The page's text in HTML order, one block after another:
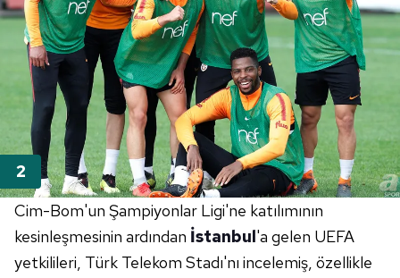
Cim-Bom'un Şampiyonlar Ligi'ne katılımının
kesinleşmesinin ardından İstanbul'a gelen UEFA
yetkilileri, Türk Telekom Stadı'nı incelemiş, özellikle